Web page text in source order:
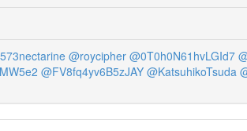
@roycipher @0T0h0N61hvLGId7
@FV8fq4yv6B5zJAY @KatsuhikoTsuda